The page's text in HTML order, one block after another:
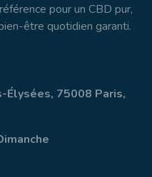
pour un CBD pur,
être quotidien garanti.
Élysées, 75008 Paris,